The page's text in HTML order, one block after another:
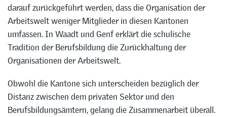
darauf zurückgeführt werden, dass die Organisation der
Arbeitswelt weniger Mitglieder in diesen Kantonen
umfassen. In Waadt und Genf erklärt die schulische
Tradition der Berufsbildung die Zurückhaltung der
Organisationen der Arbeitswelt.
Obwohl die Kantone sich unterscheiden bezüglich der
Distanz zwischen dem privaten Sektor und den
Berufsbildungsämtern, gelang die Zusammenarbeit überall.